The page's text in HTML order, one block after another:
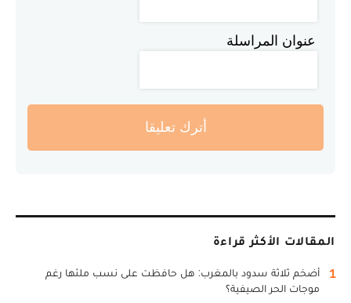
عنوان المراسلة
أترك تعليقا
المقالات الأكثر قراءة
1
أضخم ثلاثة سدود بالمغرب: هل حافظت على نسب ملئها رغم
موجات الحر الصيفية؟